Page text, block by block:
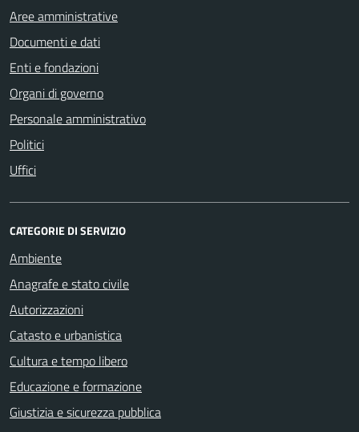
Aree amministrative
Documenti e dati
Enti e fondazioni
Organi di governo
Personale amministrativo
Politici
Uffici
CATEGORIE DI SERVIZIO
Ambiente
Anagrafe e stato civile
Autorizzazioni
Catasto e urbanistica
Cultura e tempo libero
Educazione e formazione
Giustizia e sicurezza pubblica